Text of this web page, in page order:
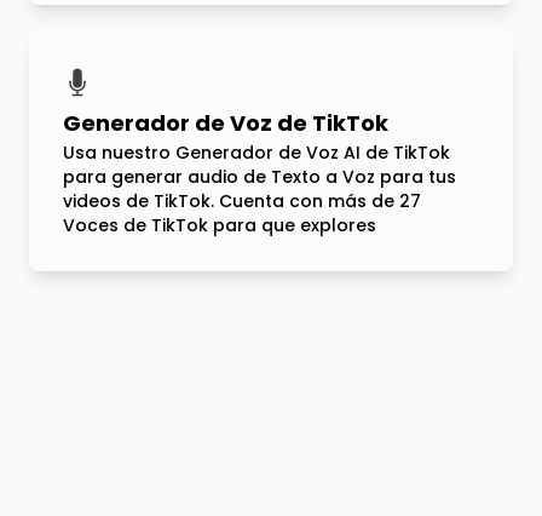
Generador de Voz de TikTok
Usa nuestro Generador de Voz AI de TikTok
para generar audio de Texto a Voz para tus
videos de TikTok. Cuenta con más de 27
Voces de TikTok para que explores